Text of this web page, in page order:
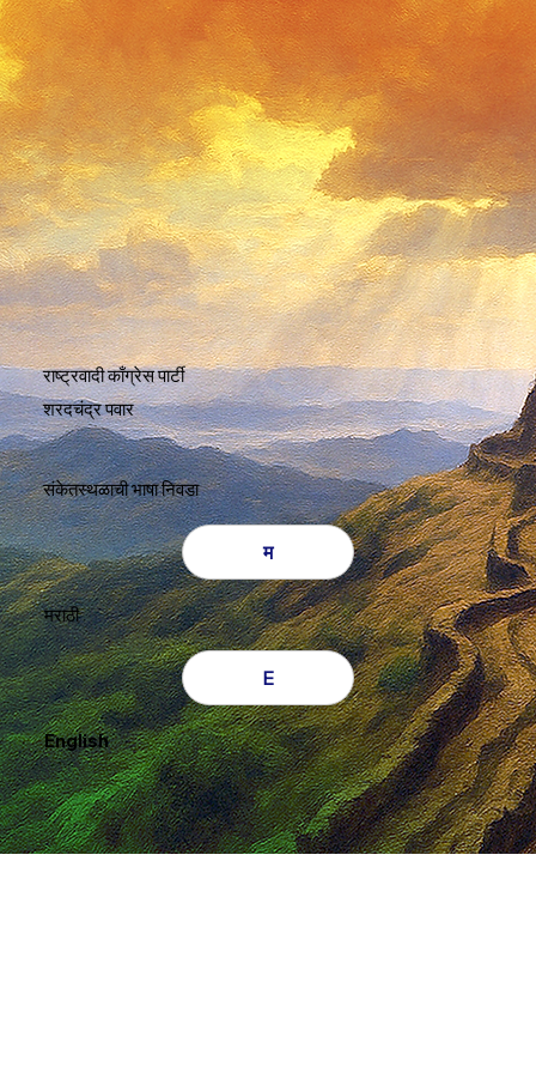
राष्ट्रवादी काँग्रेस पार्टी
शरदचंद्र पवार
संकेतस्थळाची भाषा निवडा
म
मराठी
E
English